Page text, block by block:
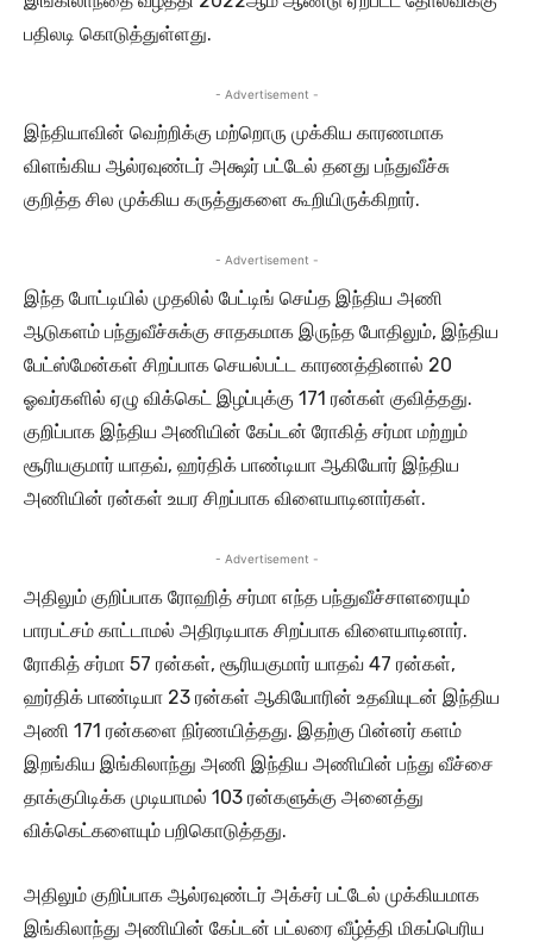
பதிலடி கொடுத்துள்ளது.
- Advertisement -
இந்தியாவின் வெற்றிக்கு மற்றொரு முக்கிய காரணமாக
விளங்கிய ஆல்ரவுண்டர் அக்ஷர் பட்டேல் தனது பந்துவீச்சு
குறித்த சில முக்கிய கருத்துகளை கூறியிருக்கிறார்.
- Advertisement -
இந்த போட்டியில் முதலில் பேட்டிங் செய்த இந்திய அணி
ஆடுகளம் பந்துவீச்சுக்கு சாதகமாக இருந்த போதிலும், இந்திய
பேட்ஸ்மேன்கள் சிறப்பாக செயல்பட்ட காரணத்தினால் 20
ஓவர்களில் ஏழு விக்கெட் இழப்புக்கு 171 ரன்கள் குவித்தது.
குறிப்பாக இந்திய அணியின் கேப்டன் ரோகித் சர்மா மற்றும்
சூரியகுமார் யாதவ், ஹர்திக் பாண்டியா ஆகியோர் இந்திய
அணியின் ரன்கள் உயர சிறப்பாக விளையாடினார்கள்.
- Advertisement -
அதிலும் குறிப்பாக ரோஹித் சர்மா எந்த பந்துவீச்சாளரையும்
பாரபட்சம் காட்டாமல் அதிரடியாக சிறப்பாக விளையாடினார்.
ரோகித் சர்மா 57 ரன்கள், சூரியகுமார் யாதவ் 47 ரன்கள்,
ஹர்திக் பாண்டியா 23 ரன்கள் ஆகியோரின் உதவியுடன் இந்திய
அணி 171 ரன்களை நிர்ணயித்தது. இதற்கு பின்னர் களம்
இறங்கிய இங்கிலாந்து அணி இந்திய அணியின் பந்து வீச்சை
தாக்குபிடிக்க முடியாமல் 103 ரன்களுக்கு அனைத்து
விக்கெட்களையும் பறிகொடுத்தது.
அதிலும் குறிப்பாக ஆல்ரவுண்டர் அக்சர் பட்டேல் முக்கியமாக
இங்கிலாந்து அணியின் கேப்டன் பட்லரை வீழ்த்தி மிகப்பெரிய